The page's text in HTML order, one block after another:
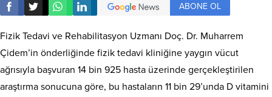
ABONE OL
Fizik Tedavi ve Rehabilitasyon Uzmanı Doç. Dr. Muharrem
Çidem’in önderliğinde fizik tedavi kliniğine yaygın vücut
ağrısıyla başvuran 14 bin 925 hasta üzerinde gerçekleştirilen
araştırma sonucuna göre, bu hastaların 11 bin 29’unda D vitamini